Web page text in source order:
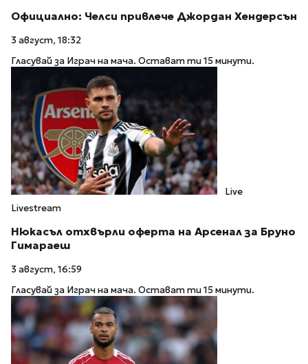
Официално: Челси привлече Джордан Хендерсън
3 август, 18:32
Гласувай за Играч на мача. Остават ти 15 минути.
Live
Livestream
Нюкасъл отхвърли оферта на Арсенал за Бруно
Гимараеш
3 август, 16:59
Гласувай за Играч на мача. Остават ти 15 минути.